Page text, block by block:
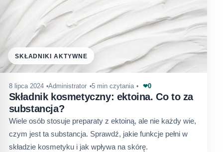
SKŁADNIKI AKTYWNE
8 lipca 2024 Administrator 5 min czytania ❤0
Składnik kosmetyczny: ektoina. Co to za
substancja?
Wiele osób stosuje preparaty z ektoiną, ale nie każdy wie,
czym jest ta substancja. Sprawdź, jakie funkcje pełni w
składzie kosmetyku i jak wpływa na skórę.